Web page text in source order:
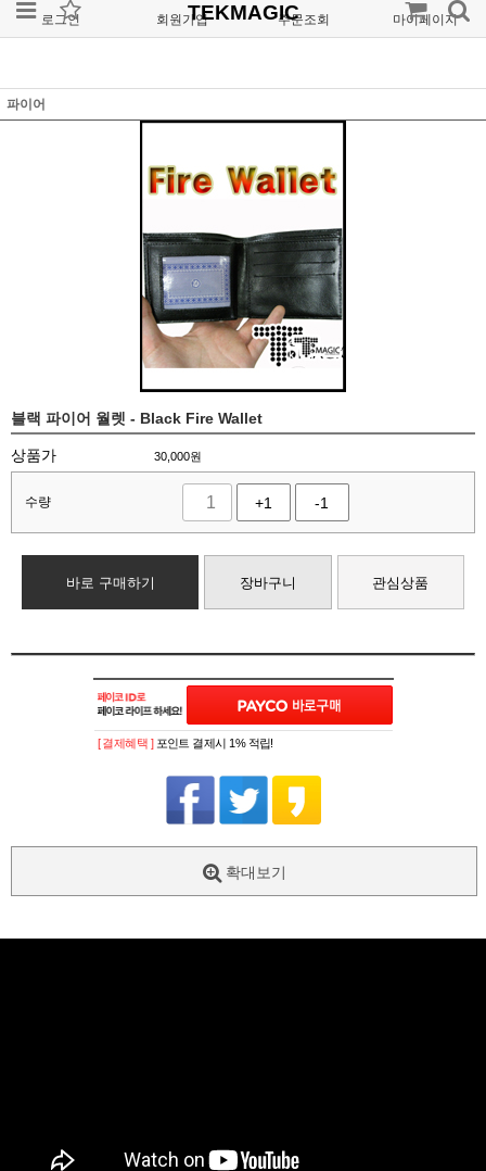
로그인 회원가입 주문조회 마이페이지
TEKMAGIC
파이어
블랙 파이어 월렛 - Black Fire Wallet
상품가 30,000원
수량 +1 -1
바로 구매하기 장바구니 관심상품
[ 결제혜택 ] 포인트 결제시 1% 적립!
확대보기